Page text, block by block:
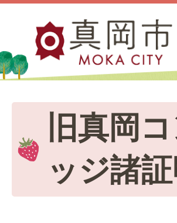
旧真岡
ッジ諸